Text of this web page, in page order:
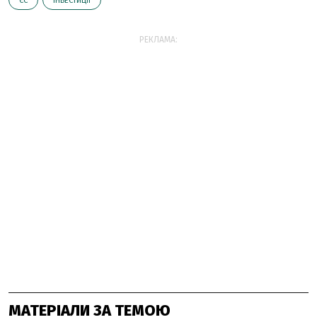
РЕКЛАМА:
МАТЕРІАЛИ ЗА ТЕМОЮ